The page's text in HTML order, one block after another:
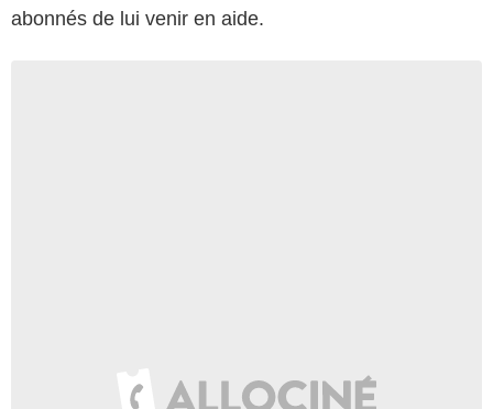
abonnés de lui venir en aide.